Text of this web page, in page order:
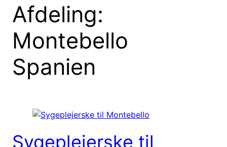
Afdeling:
Montebello
Spanien
Sygeplejerske til